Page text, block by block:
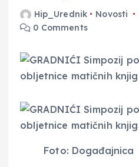
Hip_Urednik Novosti
0 Comments
Foto: Događajnica